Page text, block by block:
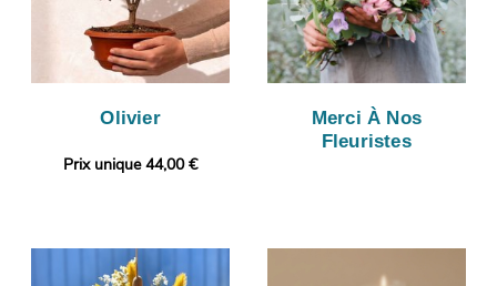
Olivier
Prix unique 44,00 €
Merci À Nos
Fleuristes